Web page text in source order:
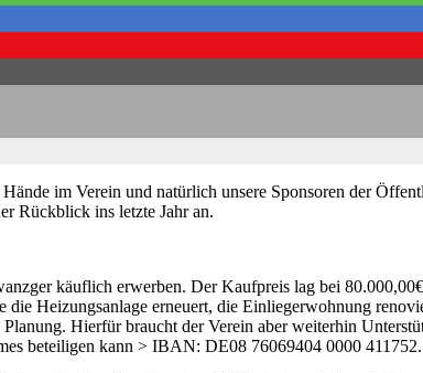
im Verein und natürlich unsere Sponsoren der
Rückblick ins letzte Jahr an.
käuflich erwerben. Der Kaufpreis lag bei
Heizungsanlage erneuert, die Einliegerwohnung
Hierfür braucht der Verein aber weiterhin
beteiligen kann > IBAN: DE08 76069404 0000 411752.